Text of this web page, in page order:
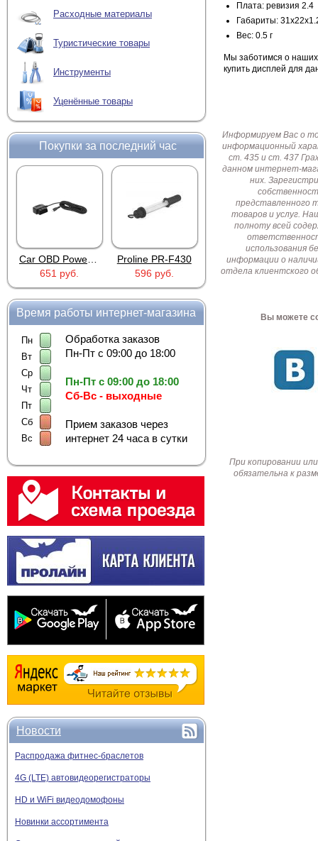
Расходные материалы
Туристические товары
Инструменты
Уценённые товары
Покупки за последний час
651 руб.
Proline PR-F430
596 руб.
AD XZGM-240500T
756 руб.
Время работы интернет-магазина
Пн
Вт
Ср
Чт
Пт
Сб
Вс
Обработка заказов
Пн-Пт с 09:00 до 18:00
Пн-Пт с 09:00 до 18:00
Сб-Вс - выходные
Прием заказов через
интернет 24 часа в сутки
Новости
Распродажа фитнес-браслетов
4G (LTE) автовидеорегистраторы
HD и WiFi видеодомофоны
Новинки ассортимента
Плата: ревизия 2.4
Габариты:
Вес: 0.5 г
Мы заботимся о
купить дисплей для
Информируем Вас о
информационный
ст. 435 и ст. 437
данном интернет-
них.
представленного
товаров и услуг.
полноту всей
использования
информации о
отдела клиентского
Вы можете
При копировании
обязательна к